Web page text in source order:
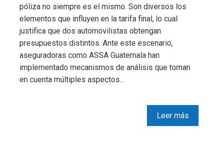
póliza no siempre es el mismo. Son diversos los
elementos que influyen en la tarifa final, lo cual
justifica que dos automovilistas obtengan
presupuestos distintos. Ante este escenario,
aseguradoras como ASSA Guatemala han
implementado mecanismos de análisis que toman
en cuenta múltiples aspectos…
Leer más